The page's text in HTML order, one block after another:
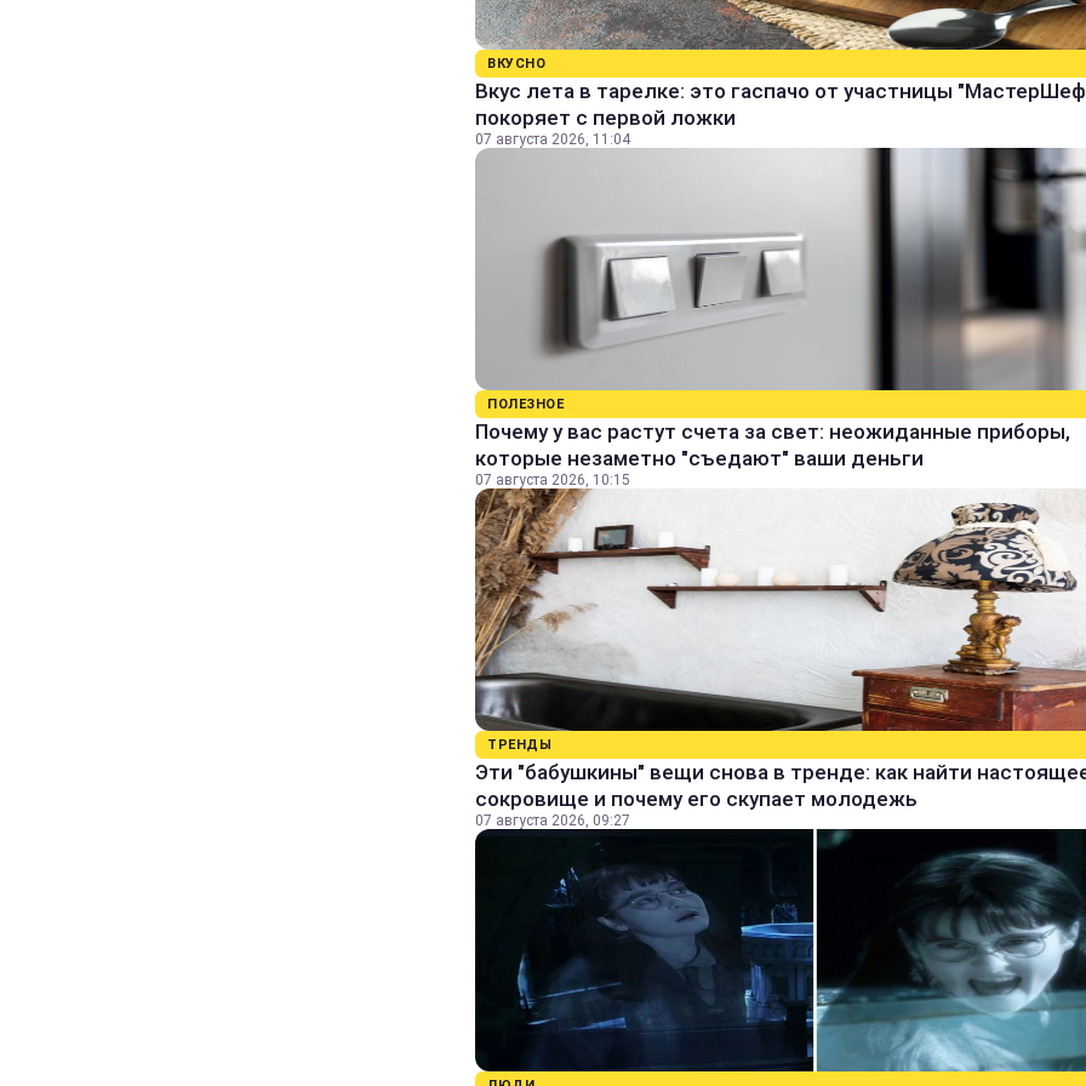
ВКУСНО
Вкус лета в тарелке: это гаспачо от участницы
покоряет с первой ложки
07 августа 2026, 11:04
ПОЛЕЗНОЕ
Почему у вас растут счета за свет: неожиданные приборы,
которые незаметно "съедают" ваши деньги
07 августа 2026, 10:15
ТРЕНДЫ
Эти "бабушкины" вещи снова в тренде: как найти
сокровище и почему его скупает молодежь
07 августа 2026, 09:27